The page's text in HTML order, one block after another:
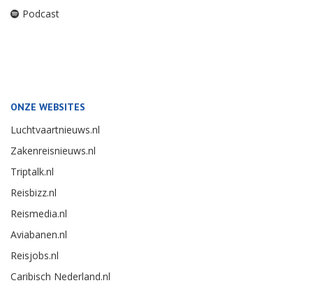
Podcast
ONZE WEBSITES
Luchtvaartnieuws.nl
Zakenreisnieuws.nl
Triptalk.nl
Reisbizz.nl
Reismedia.nl
Aviabanen.nl
Reisjobs.nl
Caribisch Nederland.nl